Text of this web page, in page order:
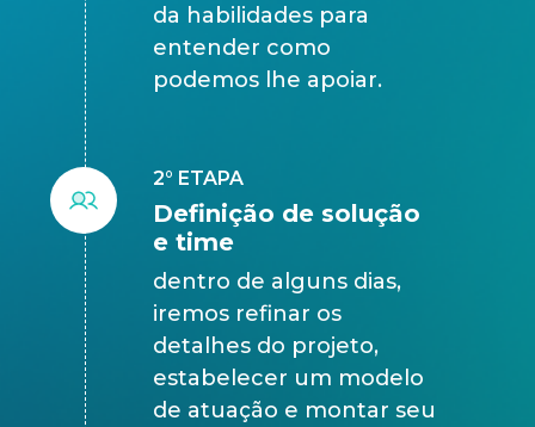
da habilidades para
entender como
podemos lhe apoiar.
2° ETAPA
Definição de solução
e time
dentro de alguns dias,
iremos refinar os
detalhes do projeto,
estabelecer um modelo
de atuação e montar seu